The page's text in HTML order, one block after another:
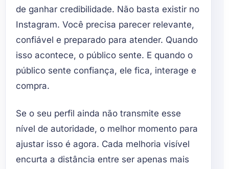
de ganhar credibilidade. Não basta existir no
Instagram. Você precisa parecer relevante,
confiável e preparado para atender. Quando
isso acontece, o público sente. E quando o
público sente confiança, ele fica, interage e
compra.
Se o seu perfil ainda não transmite esse
nível de autoridade, o melhor momento para
ajustar isso é agora. Cada melhoria visível
encurta a distância entre ser apenas mais